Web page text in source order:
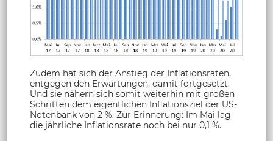
Zudem hat sich der Anstieg der Inflationsraten,
entgegen den Erwartungen, damit fortgesetzt.
Und sie nähern sich somit weiterhin mit großen
Schritten dem eigentlichen Inflationsziel der US-
Notenbank von 2 %. Zur Erinnerung: Im Mai lag
die jährliche Inflationsrate noch bei nur 0,1 %.